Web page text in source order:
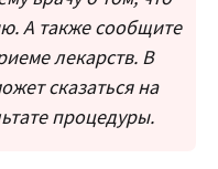
А также сообщите
лекарств. В
сказаться на
процедуры.